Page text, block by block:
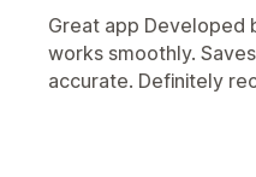
Great app Developed
works smoothly.
accurate. Definitely